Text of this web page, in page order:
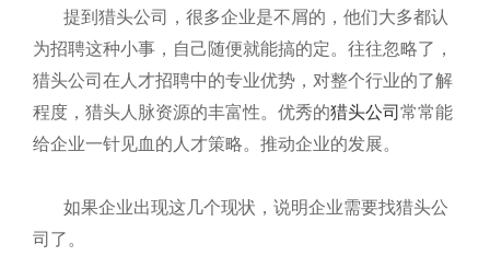
提到猎头公司，很多企业是不屑的，他们大多都认
为招聘这种小事，自己随便就能搞的定。往往忽略了，
猎头公司在人才招聘中的专业优势，对整个行业的了解
程度，猎头人脉资源的丰富性。优秀的猎头公司 常常能
给企业一针见血的人才策略。推动企业的发展。
如果企业出现这几个现状，说明企业需要找猎头公
司了。